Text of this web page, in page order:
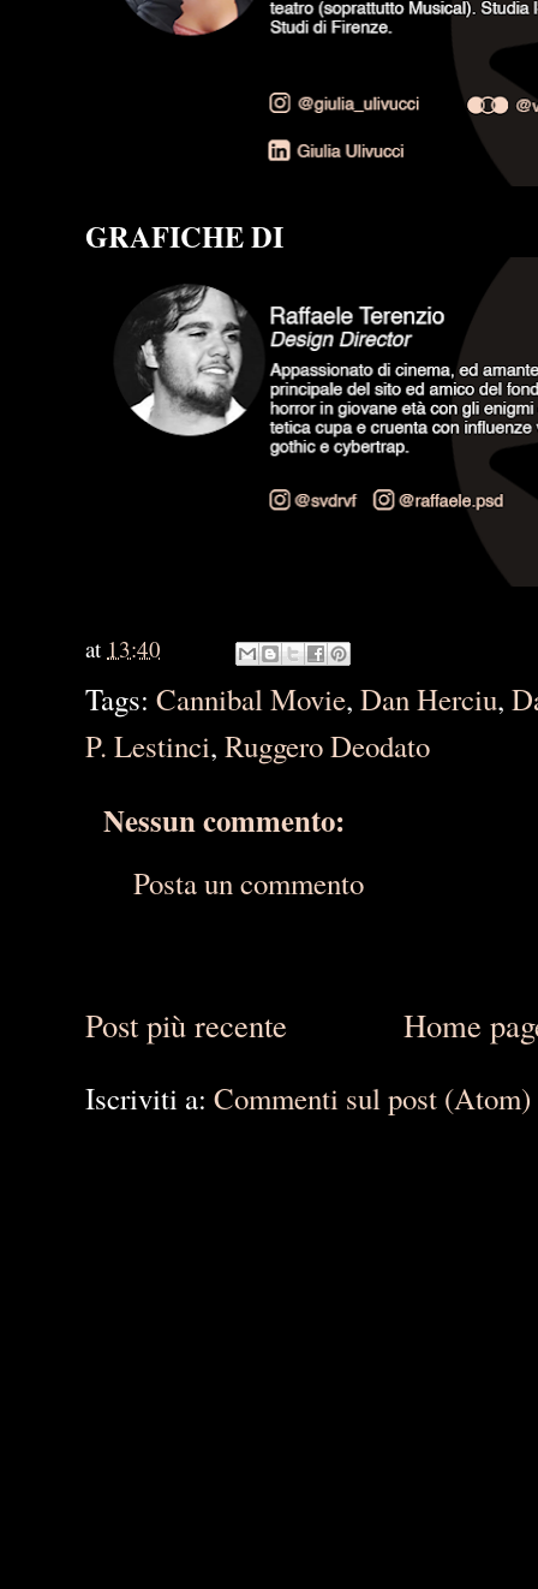
GRAFICHE DI
at 13:40
Tags:Cannibal Movie,Dan Herciu,
P. Lestinci,Ruggero Deodato
Nessun commento:
Posta un commento
Post più recente Home
Iscriviti a:Commenti sul post (Atom)